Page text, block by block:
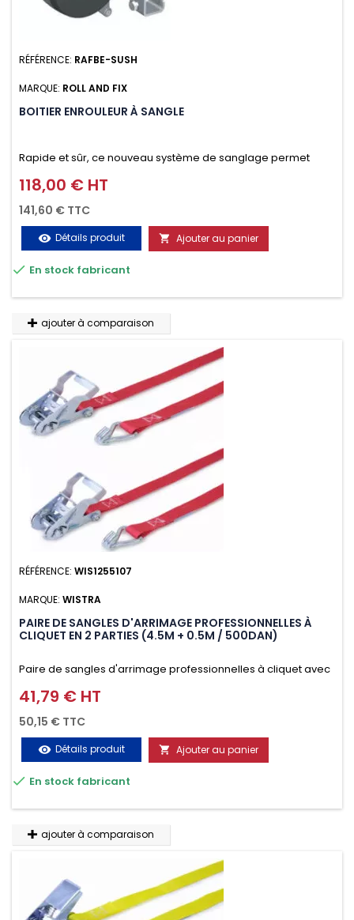
RÉFÉRENCE: RAFBE-SUSH
MARQUE: ROLL AND FIX
BOITIER ENROULEUR À SANGLE
Rapide et sûr, ce nouveau système de sanglage permet
d’arrimer le chargement sur la galerie en moins d’une
minute.
Prix
118,00 € HT
141,60 € TTC
visibility Détails produit  Ajouter au panier
 En stock fabricant
ajouter à comparaison
RÉFÉRENCE: WIS1255107
MARQUE: WISTRA
PAIRE DE SANGLES D'ARRIMAGE PROFESSIONNELLES À
CLIQUET EN 2 PARTIES (4.5M + 0.5M / 500DAN)
Paire de sangles d'arrimage professionnelles à cliquet avec
crochet en 2 parties (4.5M + 0.5M / 500daN), simple et rapide
d'utilisation. Permet d'arrimer et de sécuriser vos
chargements pendant le transport. Matière polyester très
résistante aux UV et aux variations de températures,
n'absorbe pas l'eau.
Prix
41,79 € HT
50,15 € TTC
visibility Détails produit  Ajouter au panier
 En stock fabricant
ajouter à comparaison